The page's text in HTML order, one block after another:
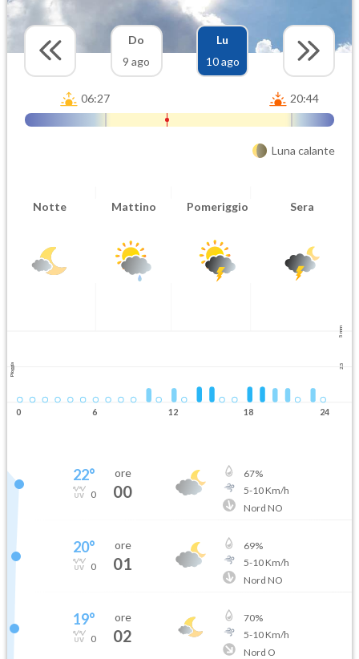
Do
9 ago
Lu
10 ago
06:27 20:44
Luna calante
Notte Mattino Pomeriggio Sera
5 mm
2.5
Pioggia
0 6 12 18 24
22°
0
ore
00
67%
5-10Km/h
Nord NO
20°
0
ore
01
69%
5-10Km/h
Nord NO
19°
0
ore
02
70%
5-10Km/h
Nord O